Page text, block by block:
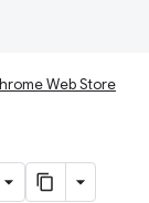
Web Store